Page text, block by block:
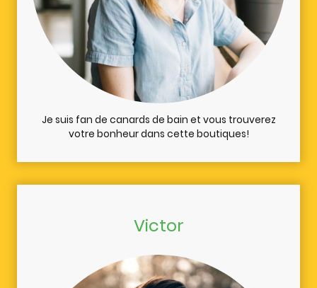
Je suis fan de canards de bain et vous trouverez
votre bonheur dans cette boutiques!
Victor